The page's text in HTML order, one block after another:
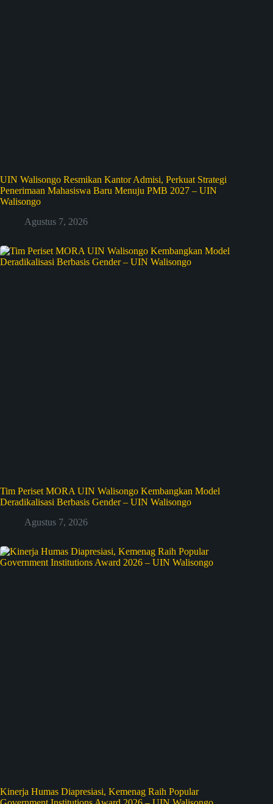
UIN Walisongo Resmikan Kantor Admisi, Perkuat Strategi
Penerimaan Mahasiswa Baru Menuju PMB 2027 – UIN
Walisongo
Agustus 7, 2026
Tim Periset MORA UIN Walisongo Kembangkan Model
Deradikalisasi Berbasis Gender – UIN Walisongo
Agustus 7, 2026
Kinerja Humas Diapresiasi, Kemenag Raih Popular